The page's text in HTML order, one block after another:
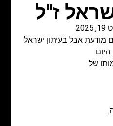
ז"ל
מודעת אבל בעיתון ישראל
היום
של